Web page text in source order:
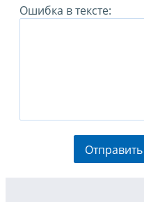
Ошибка в тексте:
Отправить